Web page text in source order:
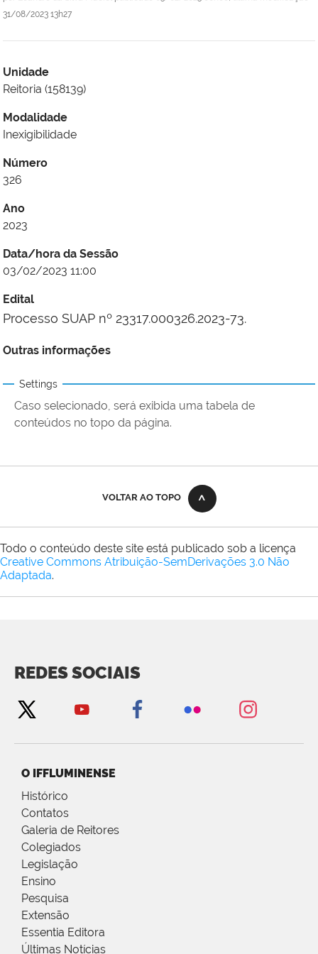
31/08/2023 13h27
Unidade
Reitoria (158139)
Modalidade
Inexigibilidade
Número
326
Ano
2023
Data/hora da Sessão
03/02/2023 11:00
Edital
Processo SUAP nº 23317.000326.2023-73.
Outras informações
Settings
Caso selecionado, será exibida uma tabela de
conteúdos no topo da página.
VOLTAR AO TOPO
Todo o conteúdo deste site está publicado sob a licença
Creative Commons Atribuição-SemDerivações 3.0 Não
Adaptada.
REDES SOCIAIS
O IFFLUMINENSE
Histórico
Contatos
Galeria de Reitores
Colegiados
Legislação
Ensino
Pesquisa
Extensão
Essentia Editora
Últimas Notícias